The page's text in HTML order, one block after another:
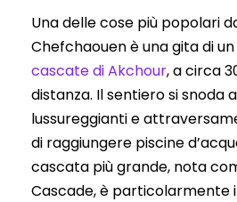
Una delle cose più popolari
Chefchaouen è una gita di
cascate di Akchour, a circa
distanza. Il sentiero si snoda
lussureggianti e
di raggiungere piscine
cascata più grande, nota
Cascade, è particolarmente